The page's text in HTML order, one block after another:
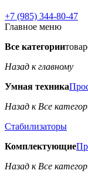
+7 (985) 344-80-47
Главное меню
Все категории
Назад к главному
Умная техника
Назад к Все
Стабилизаторы
Комплектующие
Назад к Все